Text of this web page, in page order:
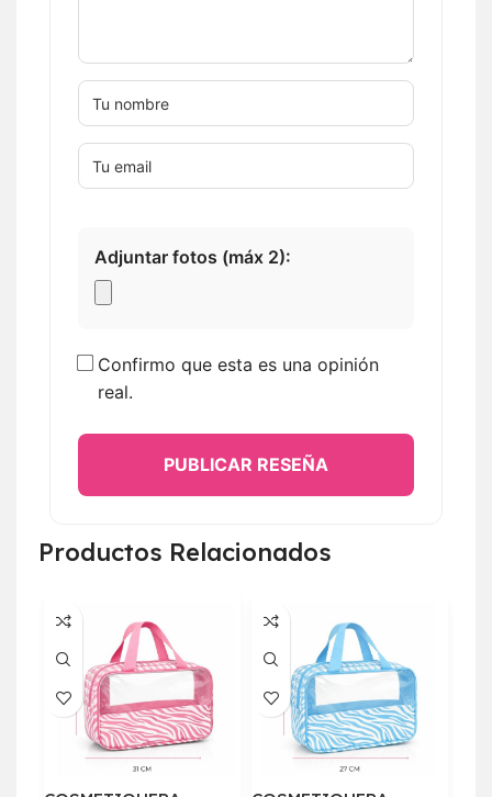
Adjuntar fotos (máx 2):
Confirmo que esta es una opinión
real.
PUBLICAR RESEÑA
Productos Relacionados